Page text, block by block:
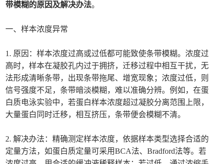
带模糊的原因及解决办法。
一、样本浓度异常
1. 原因：样本浓度过高或过低都可能致使条带模糊。浓度过
高时，样本在凝胶孔内过于拥挤，迁移过程中相互干扰，无
法形成清晰条带，出现条带拖尾、增宽现象；浓度过低，则
信号强度不足，条带暗淡模糊，难以准确分辨。例如，在蛋
白质电泳实验中，若蛋白样本浓度超过凝胶分离范围上限，
大量蛋白同时迁移，相互挤压，条带便会模糊不清。
2. 解决办法：精确测定样本浓度，依据样本类型选择合适的
定量方法，如蛋白质定量可采用BCA法、Bradford法等。若